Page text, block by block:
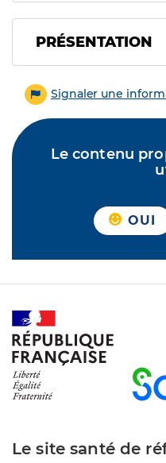
PRÉSENTATION
Signaler une
Le contenu
OUI
Le site santé de